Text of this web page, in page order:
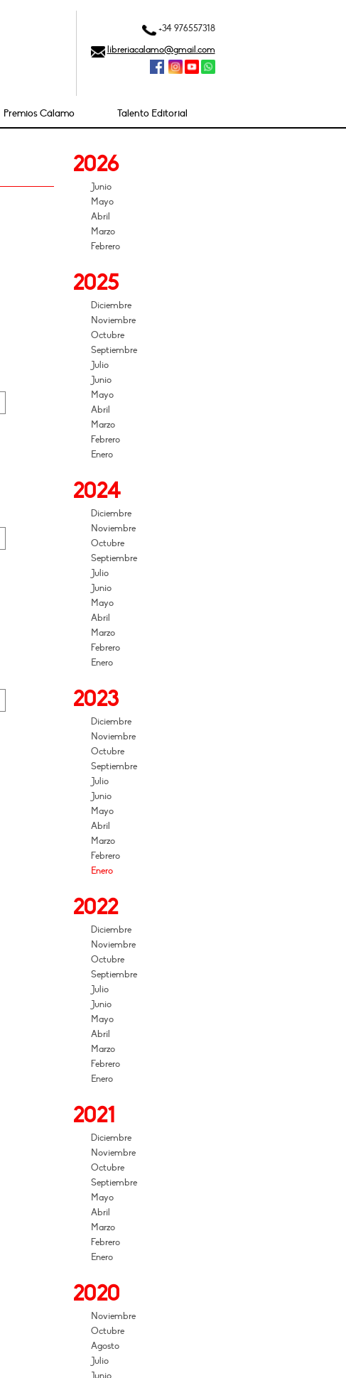
+34 976557318
libreriacalamo@gmail.com
Premios Cálamo Talento Editorial
2026
Junio
Mayo
Abril
Marzo
Febrero
2025
Diciembre
Noviembre
Octubre
Septiembre
Julio
Junio
Mayo
Abril
Marzo
Febrero
Enero
2024
Diciembre
Noviembre
Octubre
Septiembre
Julio
Junio
Mayo
Abril
Marzo
Febrero
Enero
2023
Diciembre
Noviembre
Octubre
Septiembre
Julio
Junio
Mayo
Abril
Marzo
Febrero
Enero
2022
Diciembre
Noviembre
Octubre
Septiembre
Julio
Junio
Mayo
Abril
Marzo
Febrero
Enero
2021
Diciembre
Noviembre
Octubre
Septiembre
Mayo
Abril
Marzo
Febrero
Enero
2020
Noviembre
Octubre
Agosto
Julio